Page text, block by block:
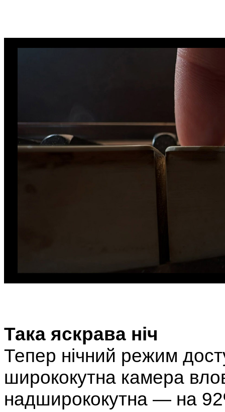
Така яскрава ніч
Тепер нічний режим
ширококутна камера
надширококутна — на